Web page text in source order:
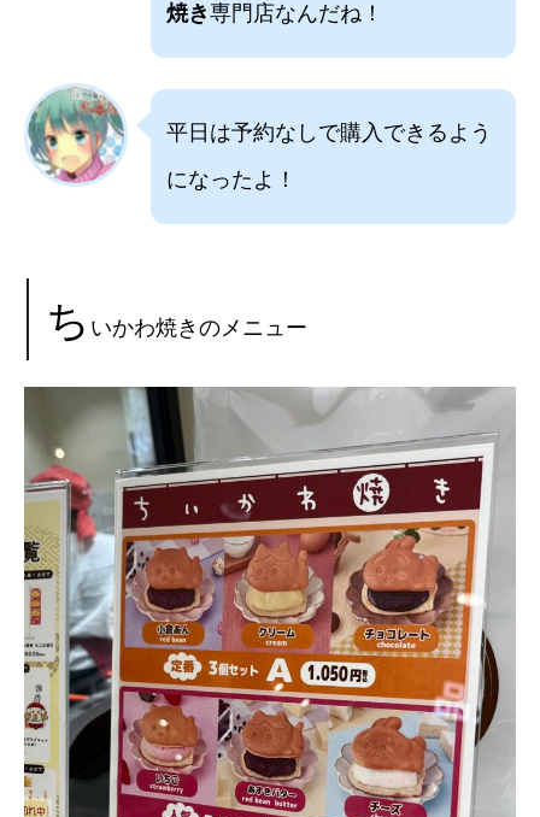
焼き専門店なんだね！
平日は予約なしで購入できるよう
になったよ！
ち いかわ焼きのメニュー